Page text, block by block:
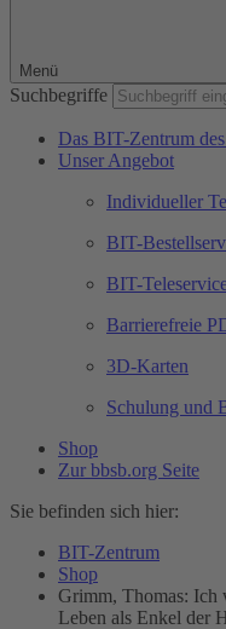
Menü
Suchbegriffe
Das BIT-Zentrum
Unser Angebot
Individueller
BIT-
BIT-
Barrierefreie
3D-Karten
Schulung und
Shop
Zur bbsb.org Seite
Sie befinden sich hier:
BIT-Zentrum
Shop
Grimm, Thomas: Ich
Leben als Enkel der